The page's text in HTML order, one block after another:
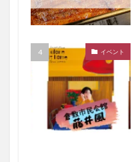
イベント